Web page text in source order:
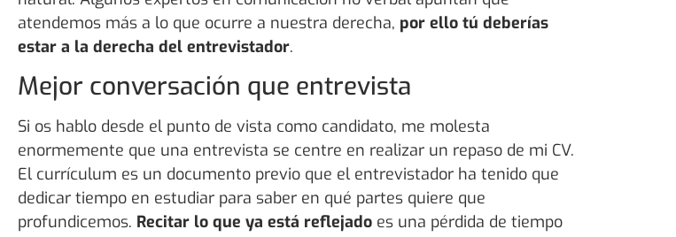
atendemos más a lo que ocurre a nuestra derecha, por ello tú deberías
estar a la derecha del entrevistador.
Mejor conversación que entrevista
Si os hablo desde el punto de vista como candidato, me molesta
enormemente que una entrevista se centre en realizar un repaso de mi CV.
El currículum es un documento previo que el entrevistador ha tenido que
dedicar tiempo en estudiar para saber en qué partes quiere que
profundicemos. Recitar lo que ya está reflejado es una pérdida de tiempo